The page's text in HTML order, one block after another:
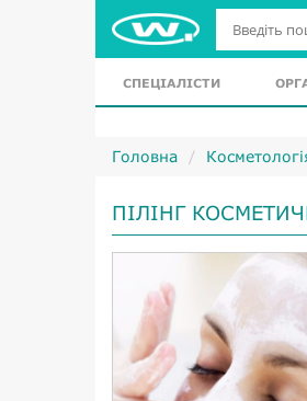
СПЕЦІАЛІСТИ
Головна
ПІЛІНГ